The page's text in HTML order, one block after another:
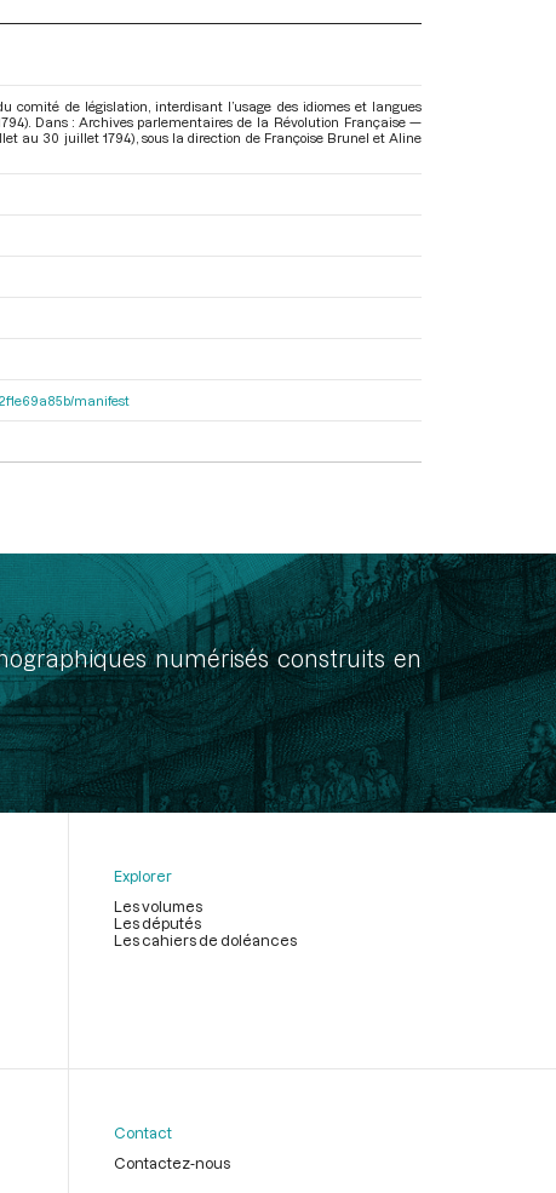
comité de législation, interdisant l’usage des idiomes et langues
Dans : Archives parlementaires de la Révolution Française —
au 30 juillet 1794) , sous la direction de Françoise Brunel et Aline
manifest
numérisés construits en
Explorer
Les volumes
Les députés
Les cahiers de doléances
Contact
Contactez-nous